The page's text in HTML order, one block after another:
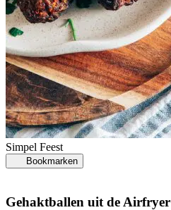
Simpel Feest
Bookmarken
Gehaktballen uit de Airfryer